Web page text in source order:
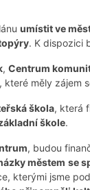
umístit ve
. K dispozici
, Centrum
, které měly zájem
škola, která
škole.
, budou
městem se
kterými jsme